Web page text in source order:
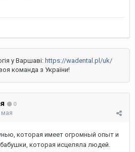
у Варшаві: https://wadental.pl/uk/
команда з України!
0
мая
которая имеет огромный опыт и
которая исцеляла людей.